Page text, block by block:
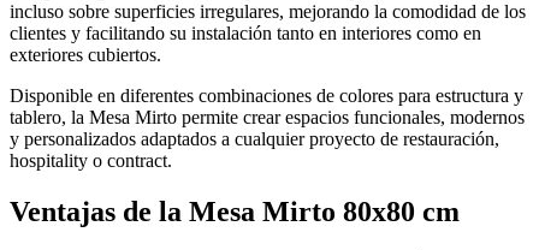
incluso sobre superficies irregulares, mejorando la comodidad de los
clientes y facilitando su instalación tanto en interiores como en
exteriores cubiertos.
Disponible en diferentes combinaciones de colores para estructura y
tablero, la Mesa Mirto permite crear espacios funcionales, modernos
y personalizados adaptados a cualquier proyecto de restauración,
hospitality o contract.
Ventajas de la Mesa Mirto 80x80 cm